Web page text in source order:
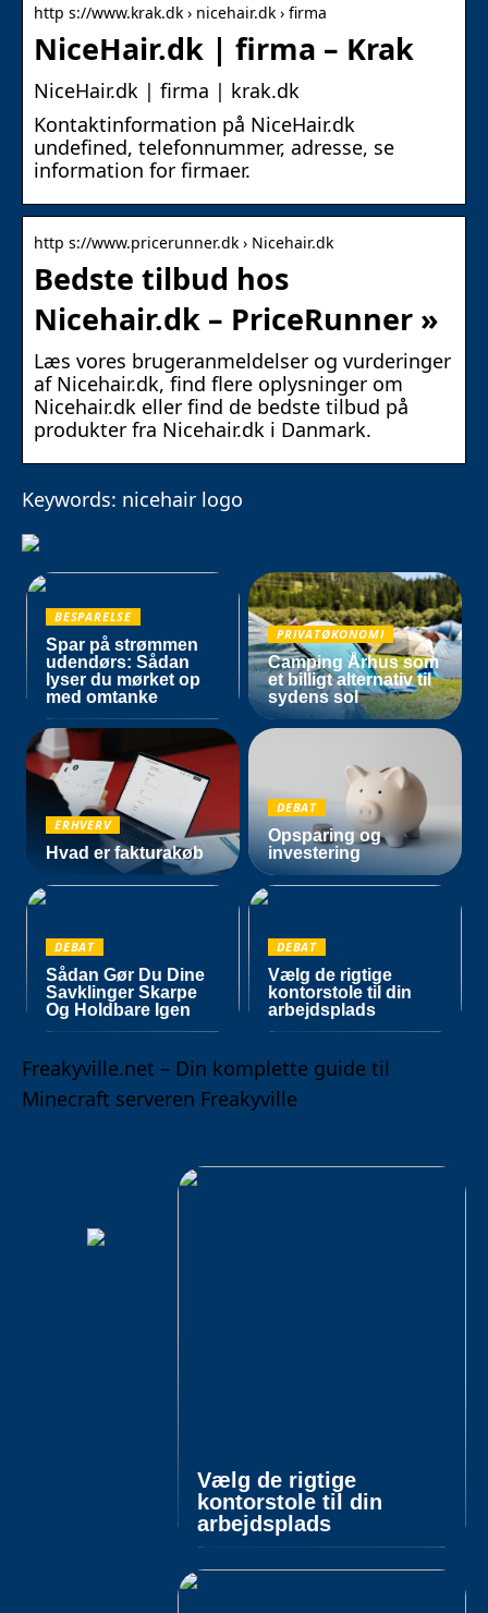
http s://www.krak.dk › nicehair.dk › firma
NiceHair.dk | firma – Krak
NiceHair.dk | firma | krak.dk
Kontaktinformation på NiceHair.dk
undefined, telefonnummer, adresse, se
information for firmaer.
http s://www.pricerunner.dk › Nicehair.dk
Bedste tilbud hos
Nicehair.dk – PriceRunner »
Læs vores brugeranmeldelser og vurderinger
af Nicehair.dk, find flere oplysninger om
Nicehair.dk eller find de bedste tilbud på
produkter fra Nicehair.dk i Danmark.
Keywords: nicehair logo
BESPARELSE
Spar på strømmen
udendørs: Sådan
lyser du mørket op
med omtanke
PRIVATØKONOMI
Camping Århus som
et billigt alternativ til
sydens sol
ERHVERV
Hvad er fakturakøb
DEBAT
Opsparing og
investering
DEBAT
Sådan Gør Du Dine
Savklinger Skarpe
Og Holdbare Igen
DEBAT
Vælg de rigtige
kontorstole til din
arbejdsplads
Freakyville.net – Din komplette guide til
Minecraft serveren Freakyville
Vælg de rigtige
kontorstole til din
arbejdsplads